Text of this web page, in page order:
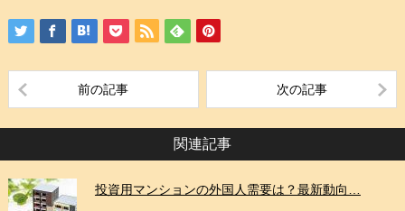
前の記事 次の記事
関連記事
投資用マンションの外国人需要は？最新動向…